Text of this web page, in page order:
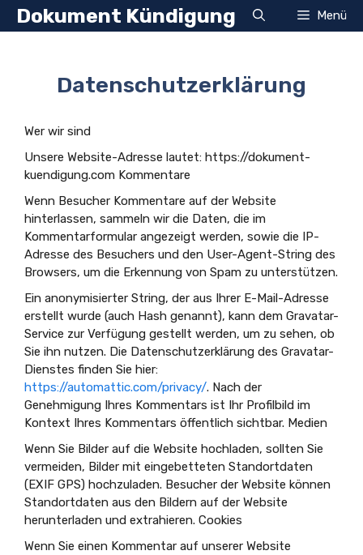
Zum
InhaltDokument Kündigung Menü
Datenschutzerklärung
Wer wir sind
Unsere Website-Adresse lautet: https://dokument-
kuendigung.com Kommentare
Wenn Besucher Kommentare auf der Website
hinterlassen, sammeln wir die Daten, die im
Kommentarformular angezeigt werden, sowie die IP-
Adresse des Besuchers und den User-Agent-String des
Browsers, um die Erkennung von Spam zu unterstützen.
Ein anonymisierter String, der aus Ihrer E-Mail-Adresse
erstellt wurde (auch Hash genannt), kann dem Gravatar-
Service zur Verfügung gestellt werden, um zu sehen, ob
Sie ihn nutzen. Die Datenschutzerklärung des Gravatar-
Dienstes finden Sie hier:
https://automattic.com/privacy/. Nach der
Genehmigung Ihres Kommentars ist Ihr Profilbild im
Kontext Ihres Kommentars öffentlich sichtbar. Medien
Wenn Sie Bilder auf die Website hochladen, sollten Sie
vermeiden, Bilder mit eingebetteten Standortdaten
(EXIF GPS) hochzuladen. Besucher der Website können
Standortdaten aus den Bildern auf der Website
herunterladen und extrahieren. Cookies
Wenn Sie einen Kommentar auf unserer Website